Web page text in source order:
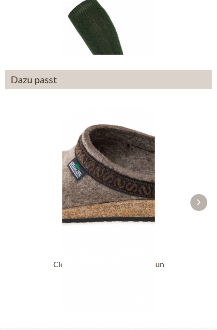
Kniestrümpfe L5L-19 tanne
16,90 €
Dazu passt
Clogpantoffel 17801-8811 braun